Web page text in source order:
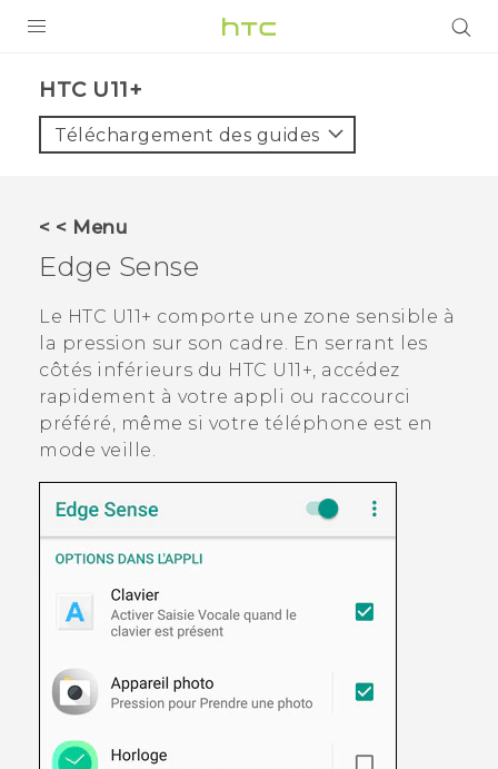
VIVE
ASSISTANCE
Appareils HTC & Accessoires
Connexion
HTC U11+‎
Téléchargement des guides
< < Menu
Edge Sense
Le HTC U11‍+ comporte une zone sensible à
la pression sur son cadre. En serrant les
côtés inférieurs du HTC U11‍+, accédez
rapidement à votre appli ou raccourci
préféré, même si votre téléphone est en
mode veille.